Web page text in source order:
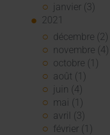
janvier (3)
2021
décembre (2)
novembre (4)
octobre (1)
août (1)
juin (4)
mai (1)
avril (3)
février (1)